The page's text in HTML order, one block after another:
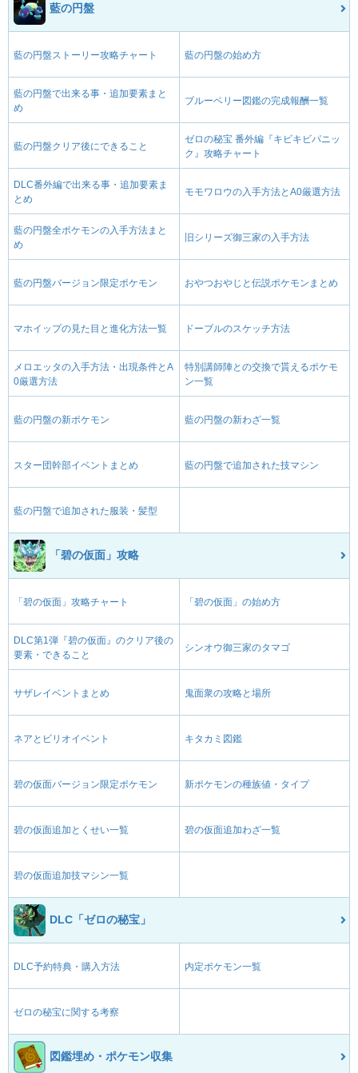
藍の円盤
藍の円盤ストーリー攻略チャート 藍の円盤の始め方
藍の円盤で出来る事・追加要素まと
め
ブルーベリー図鑑の完成報酬一覧
藍の円盤クリア後にできること
ゼロの秘宝 番外編『キビキビパニッ
ク』攻略チャート
DLC番外編で出来る事・追加要素ま
とめ
モモワロウの入手方法とA0厳選方法
藍の円盤全ポケモンの入手方法まと
め
旧シリーズ御三家の入手方法
藍の円盤バージョン限定ポケモン おやつおやじと伝説ポケモンまとめ
マホイップの見た目と進化方法一覧 ドーブルのスケッチ方法
メロエッタの入手方法・出現条件とA
0厳選方法
特別講師陣との交換で貰えるポケモ
ン一覧
藍の円盤の新ポケモン 藍の円盤の新わざ一覧
スター団幹部イベントまとめ 藍の円盤で追加された技マシン
藍の円盤で追加された服装・髪型
「碧の仮面」攻略
「碧の仮面」攻略チャート 「碧の仮面」の始め方
DLC第1弾『碧の仮面』のクリア後の
要素・できること
シンオウ御三家のタマゴ
サザレイベントまとめ 鬼面衆の攻略と場所
ネアとビリオイベント キタカミ図鑑
碧の仮面バージョン限定ポケモン 新ポケモンの種族値・タイプ
碧の仮面追加とくせい一覧 碧の仮面追加わざ一覧
碧の仮面追加技マシン一覧
DLC「ゼロの秘宝」
DLC予約特典・購入方法 内定ポケモン一覧
ゼロの秘宝に関する考察
図鑑埋め・ポケモン収集